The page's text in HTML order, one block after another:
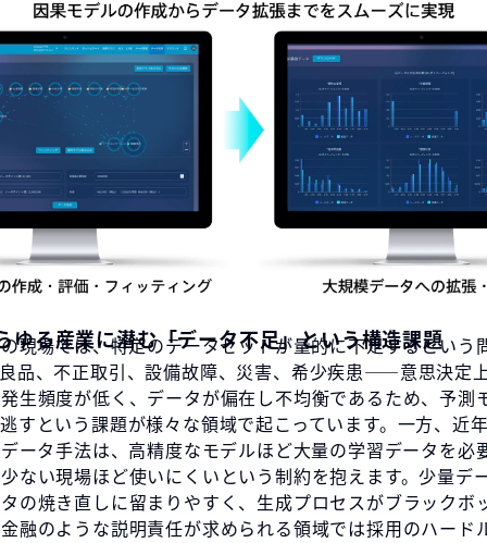
る産業に潜む「データ不足」という構造課題
現場では、特定のデータセットが量的に不足するという
品、不正取引、設備故障、災害、希少疾患——意思決定
生頻度が低く、データが偏在し不均衡であるため、予測
すという課題が様々な領域で起こっています。一方、近
ータ手法は、高精度なモデルほど大量の学習データを必
ない現場ほど使いにくいという制約を抱えます。少量デ
の焼き直しに留まりやすく、生成プロセスがブラックボ
融のような説明責任が求められる領域では採用のハード